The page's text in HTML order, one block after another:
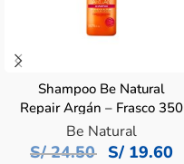
Shampoo Be Natural
Repair Argán – Frasco 350
ML
Be Natural
S/24.50 S/ 19.60